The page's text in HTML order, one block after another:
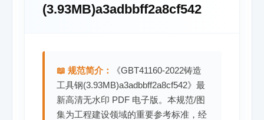
(3.93MB)a3adbbff2a8cf542
📖 规范简介：
《GBT41160-2022铸造
工具钢(3.93MB)a3adbbff2a8cf542》最
新高清无水印 PDF 电子版。本规范/图
集为工程建设领域的重要参考标准，经